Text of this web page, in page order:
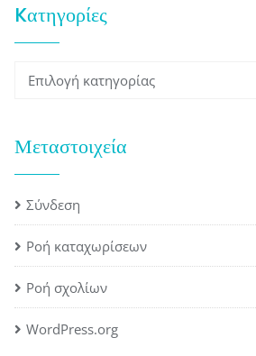
Kατηγορίες
Kατηγορίες
Μεταστοιχεία
Σύνδεση
Ροή καταχωρίσεων
Ροή σχολίων
WordPress.org